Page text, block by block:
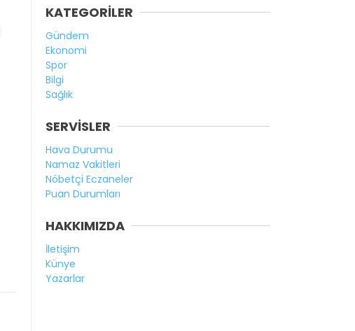
KATEGORİLER
Gündem
Ekonomi
Spor
Bilgi
Sağlık
SERVİSLER
Hava Durumu
Namaz Vakitleri
Nöbetçi Eczaneler
Puan Durumları
HAKKIMIZDA
İletişim
Künye
Yazarlar